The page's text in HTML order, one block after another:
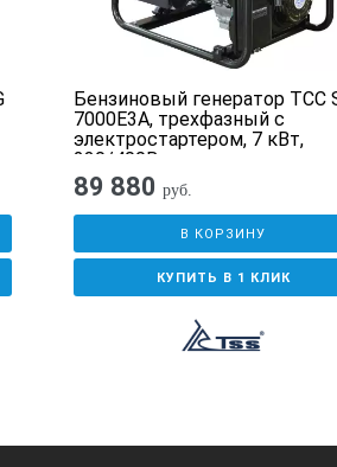
12
686x526x550
решение для загородных
Бензиновый генератор ТСС
7000E3A, трехфазный с
электростартером, 7 кВт,
230/400В
89 880 руб.
В КОРЗИНУ
КУПИТЬ В 1 КЛИК